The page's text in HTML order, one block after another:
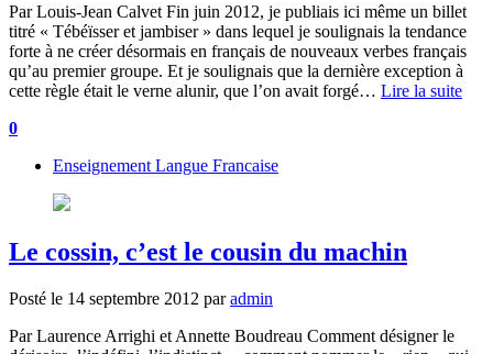
Par Louis-Jean Calvet Fin juin 2012, je publiais ici même un billet
titré « Tébéïsser et jambiser » dans lequel je soulignais la tendance
forte à ne créer désormais en français de nouveaux verbes français
qu’au premier groupe. Et je soulignais que la dernière exception à
cette règle était le verne alunir, que l’on avait forgé… Lire la suite
0
Enseignement Langue Francaise
Le cossin, c’est le cousin du machin
Posté le 14 septembre 2012 par admin
Par Laurence Arrighi et Annette Boudreau Comment désigner le